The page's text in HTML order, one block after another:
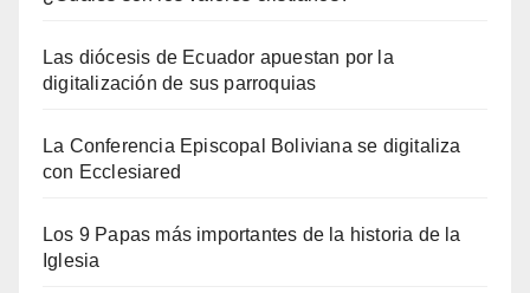
Las diócesis de Ecuador apuestan por la
digitalización de sus parroquias
La Conferencia Episcopal Boliviana se digitaliza
con Ecclesiared
Los 9 Papas más importantes de la historia de la
Iglesia